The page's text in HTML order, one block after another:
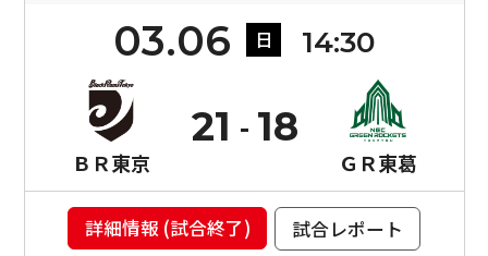
03.06 日 14:30
ＢＲ東京
21
ＧＲ東葛
18
詳細情報 (試合終了)
試合レポート